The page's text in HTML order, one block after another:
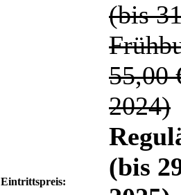
Eintrittspreis:
(bis
55,00
2024)
(bis